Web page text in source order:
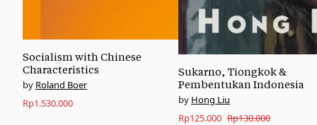
Socialism with Chinese
Characteristics
Roland Boer
Rp1.530.000
Sukarno, Tiongkok &
Pembentukan Indonesia
Hong Liu
Rp130.000
Original
Rp125.000
Current